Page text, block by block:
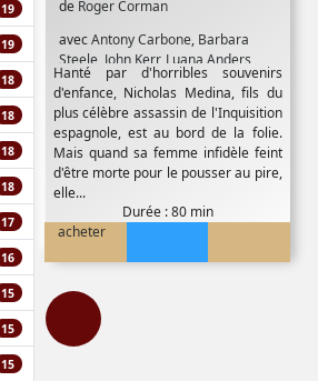
19
19
18
18
18
18
17
16
15
15
15
de Roger Corman
avecAntony Carbone, Barbara
Steele, John Kerr, Luana Anders
Vincent Price
Hanté par d'horribles souvenirs
d'enfance, Nicholas Medina, fils du
plus célèbre assassin de l'Inquisition
espagnole, est au bord de la folie.
Mais quand sa femme infidèle feint
d'être morte pour le pousser au pire,
elle...
Durée : 80 min
acheter